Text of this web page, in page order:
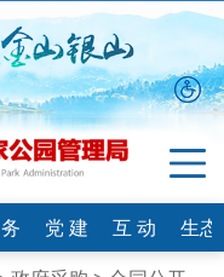
党 建 互 动
生